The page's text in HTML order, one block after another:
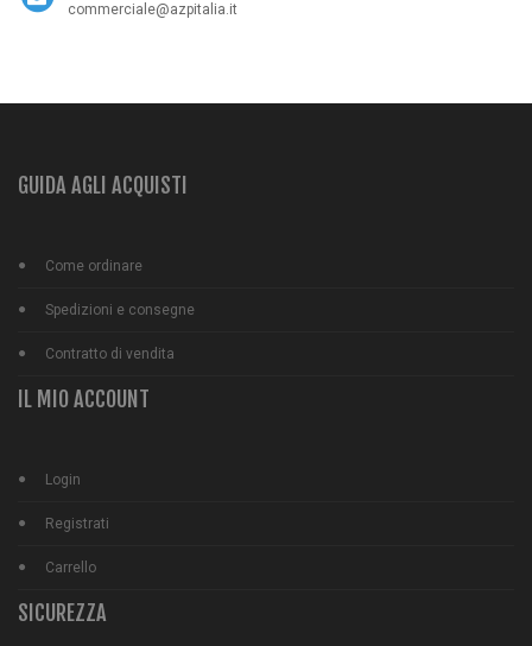
commerciale@azpitalia.it
GUIDA AGLI ACQUISTI
Come ordinare
Spedizioni e consegne
Contratto di vendita
IL MIO ACCOUNT
Login
Registrati
Carrello
SICUREZZA